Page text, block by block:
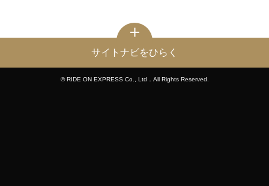
サイトナビをひらく
© RIDE ON EXPRESS Co., Ltd．All Rights Reserved.